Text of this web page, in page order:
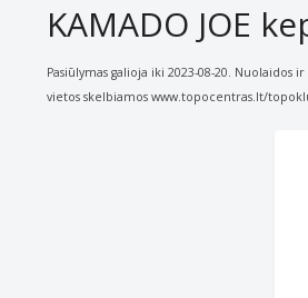
KAMADO JOE
Pasiūlymas galioja iki 2023-08-20. Nuolaidos
vietos skelbiamos www.topocentras.lt/